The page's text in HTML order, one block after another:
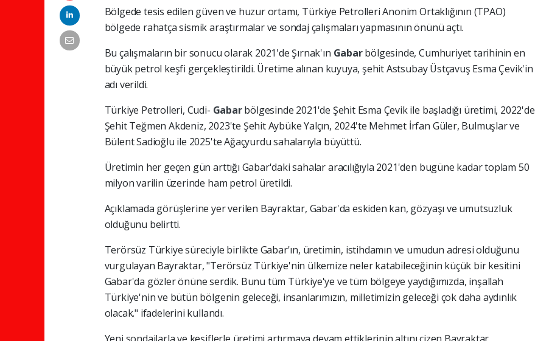
Bölgede tesis edilen güven ve huzur ortamı, Türkiye Petrolleri Anonim Ortaklığının (TPAO)
bölgede rahatça sismik araştırmalar ve sondaj çalışmaları yapmasının önünü açtı.
Bu çalışmaların bir sonucu olarak 2021'de Şırnak'ın Gabarbölgesinde, Cumhuriyet tarihinin en
büyük petrol keşfi gerçekleştirildi. Üretime alınan kuyuya, şehit Astsubay Üstçavuş Esma Çevik'in
adı verildi.
Türkiye Petrolleri, Cudi- Gabarbölgesinde 2021'de Şehit Esma Çevik ile başladığı üretimi, 2022'de
Şehit Teğmen Akdeniz, 2023'te Şehit Aybüke Yalçın, 2024'te Mehmet İrfan Güler, Bulmuşlar ve
Bülent Sadioğlu ile 2025'te Ağaçyurdu sahalarıyla büyüttü.
Üretimin her geçen gün arttığı Gabar'daki sahalar aracılığıyla 2021'den bugüne kadar toplam 50
milyon varilin üzerinde ham petrol üretildi.
Açıklamada görüşlerine yer verilen Bayraktar, Gabar'da eskiden kan, gözyaşı ve umutsuzluk
olduğunu belirtti.
Terörsüz Türkiye süreciyle birlikte Gabar'ın, üretimin, istihdamın ve umudun adresi olduğunu
vurgulayan Bayraktar, "Terörsüz Türkiye'nin ülkemize neler katabileceğinin küçük bir kesitini
Gabar'da gözler önüne serdik. Bunu tüm Türkiye'ye ve tüm bölgeye yaydığımızda, inşallah
Türkiye'nin ve bütün bölgenin geleceği, insanlarımızın, milletimizin geleceği çok daha aydınlık
olacak." ifadelerini kullandı.